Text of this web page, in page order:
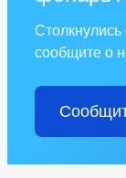
сообщите о